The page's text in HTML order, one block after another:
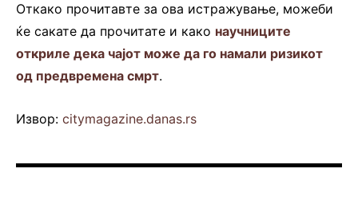
Откако прочитавте за ова истражување, можеби
ќе сакате да прочитате и како научниците
откриле дека чајот може да го намали ризикот
од предвремена смрт.
Извор: citymagazine.danas.rs